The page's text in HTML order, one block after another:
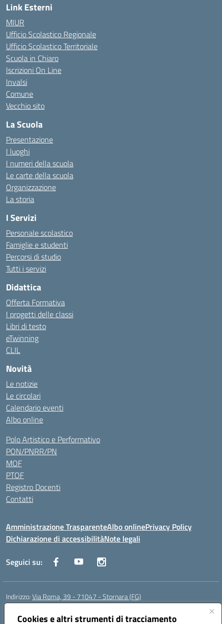
Cookies e altri strumenti di tracciamento
Link Esterni
MIUR
Ufficio Scolastico Regionale
Ufficio Scolastico Territoriale
Scuola in Chiaro
Iscrizioni On Line
Invalsi
Comune
Vecchio sito
La Scuola
Presentazione
I luoghi
I numeri della scuola
Le carte della scuola
Organizzazione
La storia
I Servizi
Personale scolastico
Famiglie e studenti
Percorsi di studio
Tutti i servizi
Didattica
Offerta Formativa
I progetti delle classi
Libri di testo
eTwinning
CLIL
Novità
Le notizie
Le circolari
Calendario eventi
Albo online
Polo Artistico e Performativo
PON/PNRR/PN
MOF
PTOF
Registro Docenti
Contatti
Amministrazione TrasparenteAlbo onlinePrivacy Policy
Dichiarazione di accessibilitàNote legali
Seguici su:
Indirizzo:Via Roma, 39 - 71047 - Stornara (FG)
Centralino:
Posta elettronica certificata (PEC):FGIC83700P@pec.istruzione.it